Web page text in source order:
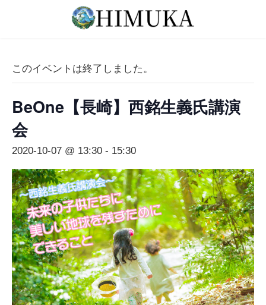
このイベントは終了しました。
BeOne【長崎】西銘生義氏講演
会
2020-10-07 @ 13:30 - 15:30